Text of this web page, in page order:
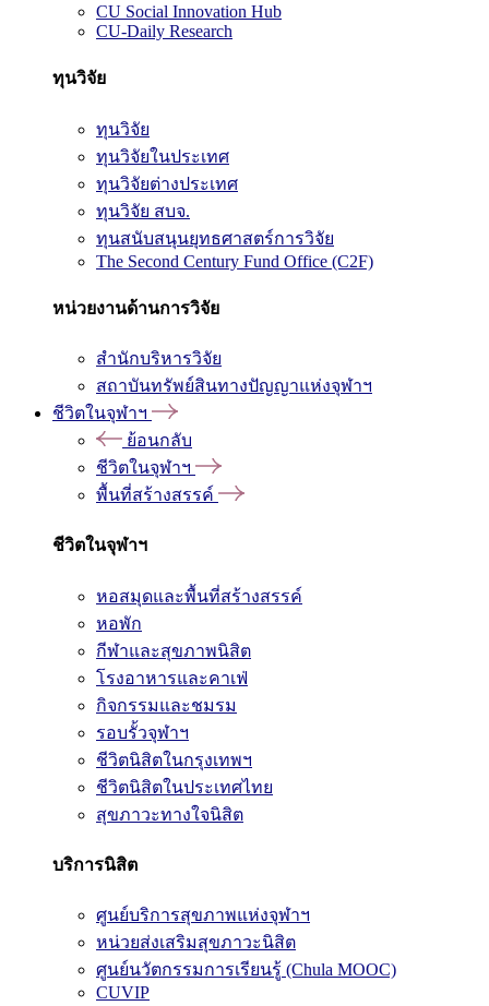
CU Social Innovation Hub
CU-Daily Research
ทุนวิจัย
ทุนวิจัย
ทุนวิจัยในประเทศ
ทุนวิจัยต่างประเทศ
ทุนวิจัย สบจ.
ทุนสนับสนุนยุทธศาสตร์การวิจัย
The Second Century Fund Office (C2F)
หน่วยงานด้านการวิจัย
สำนักบริหารวิจัย
สถาบันทรัพย์สินทางปัญญาแห่งจุฬาฯ
ชีวิตในจุฬาฯ
ย้อนกลับ
ชีวิตในจุฬาฯ
พื้นที่สร้างสรรค์
ชีวิตในจุฬาฯ
หอสมุดและพื้นที่สร้างสรรค์
หอพัก
กีฬาและสุขภาพนิสิต
โรงอาหารและคาเฟ่
กิจกรรมและชมรม
รอบรั้วจุฬาฯ
ชีวิตนิสิตในกรุงเทพฯ
ชีวิตนิสิตในประเทศไทย
สุขภาวะทางใจนิสิต
บริการนิสิต
ศูนย์บริการสุขภาพแห่งจุฬาฯ
หน่วยส่งเสริมสุขภาวะนิสิต
ศูนย์นวัตกรรมการเรียนรู้ (Chula MOOC)
CUVIP